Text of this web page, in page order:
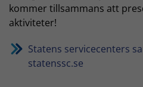
kommer tillsammans att
aktiviteter!
Statens servicecenters
statenssc.se